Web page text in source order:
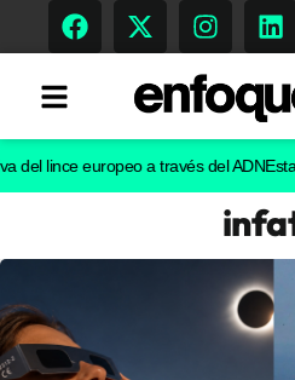
europeo a través del ADNEstas